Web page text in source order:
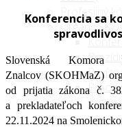
Profesijný
Orgány
Konferencia sa
Slovenská
Znalcov (SKOHMaZ)
od prijatia zákona č.
a prekladateľoch
22.11.2024 na